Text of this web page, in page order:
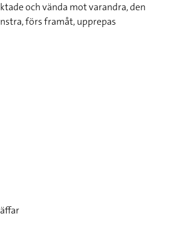
och vända mot varandra, den
förs framåt, upprepas